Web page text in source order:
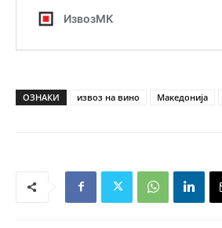
ОЗНАКИ извоз на вино Македонија